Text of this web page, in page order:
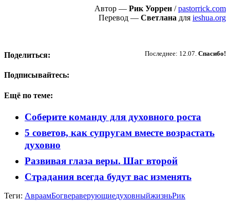
Автор — Рик Уоррен /pastorrick.com
Перевод — Светлана для ieshua.org
Последнее: 12.07. Спасибо!
Поделиться:
Подписывайтесь:
Ещё по теме:
Соберите команду для духовного роста
5 советов, как супругам вместе возрастать
духовно
Развивая глаза веры. Шаг второй
Страдания всегда будут вас изменять
Теги: АвраамБогвераверующиедуховныйжизньРик